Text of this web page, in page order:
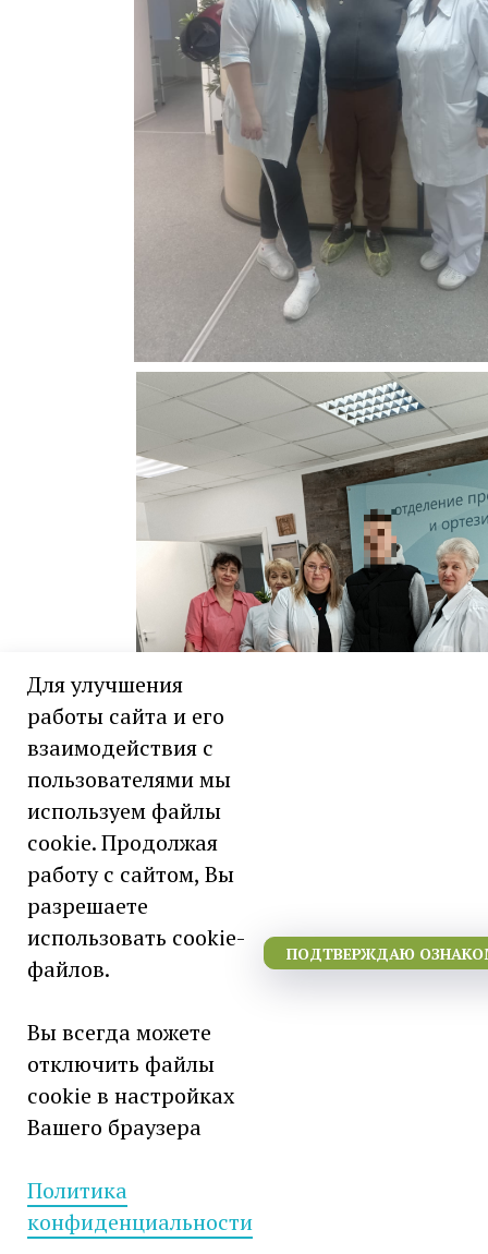
День социального работника
Для улучшения
работы сайта и его
взаимодействия с
пользователями мы
используем файлы
cookie. Продолжая
работу с сайтом, Вы
разрешаете
использовать cookie-
файлов.
Вы всегда можете
отключить файлы
cookie в настройках
Вашего браузера
Политика
конфиденциальности
ПОДТВЕРЖДАЮ